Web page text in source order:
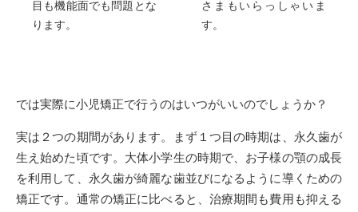
目も機能面でも問題とな
ります。
さまもいらっしゃいま
す。
では実際に小児矯正で行うのはいつがいいのでしょうか？
実は２つの期間があります。まず１つ目の時期は、永久歯が
生え始めた頃です。大体小学生の時期で、お子様の顎の成長
を利用して、永久歯が綺麗な歯並びになるように導くための
矯正です。通常の矯正に比べると、治療期間も費用も抑える